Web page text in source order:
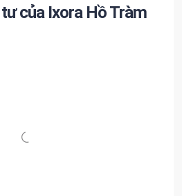
của Ixora Hồ Tràm